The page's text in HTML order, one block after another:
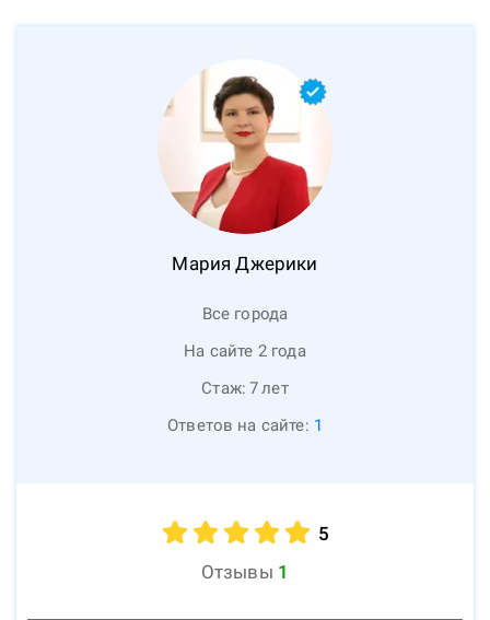
Мария Джерики
Все города
На сайте 2 года
Стаж: 7лет
Ответов на сайте: 1
5
Отзывы 1